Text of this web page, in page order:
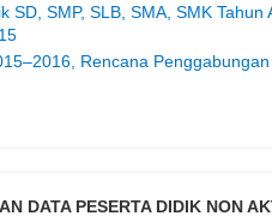
SMP, SLB, SMA, SMK Tahun
Rencana
DATA PESERTA DIDIK NON